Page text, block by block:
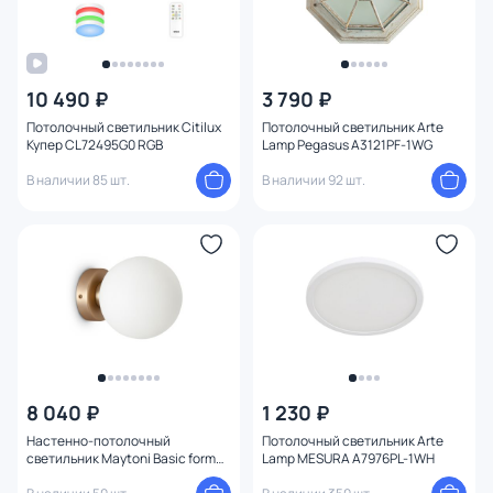
10 490 ₽
Потолочный светильник Citilux
Купер CL72495G0 RGB
В наличии 85 шт.
3 790 ₽
Потолочный светильник Arte
Lamp Pegasus A3121PF-1WG
В наличии 92 шт.
8 040 ₽
Настенно-потолочный
светильник Maytoni Basic form
1 230 ₽
Потолочный светильник Arte
Lamp MESURA A7976PL-1WH